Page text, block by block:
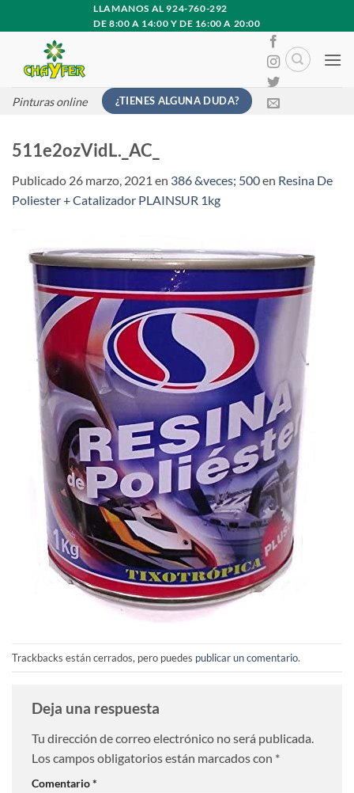
al
contenido
LLAMANOS AL 924-760-292
DE 8:00 A 14:00 Y DE 16:00 A 20:00
Pinturas online ¿TIENES ALGUNA DUDA?
511e2ozVidL._AC_
Publicado 26 marzo, 2021 en 386 &veces; 500en Resina De
Poliester + Catalizador PLAINSUR 1kg
Trackbacks están cerrados, pero puedes publicar un comentario.
Deja una respuesta
Tu dirección de correo electrónico no será publicada.
Los campos obligatorios están marcados con *
Comentario*